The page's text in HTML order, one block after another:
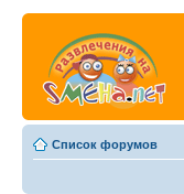
Список форумов